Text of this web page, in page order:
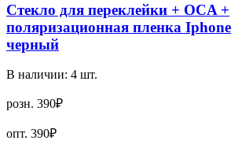
Стекло для переклейки + OCA +
поляризационная пленка
черный
В наличии: 4 шт.
розн. 390₽
опт. 390₽